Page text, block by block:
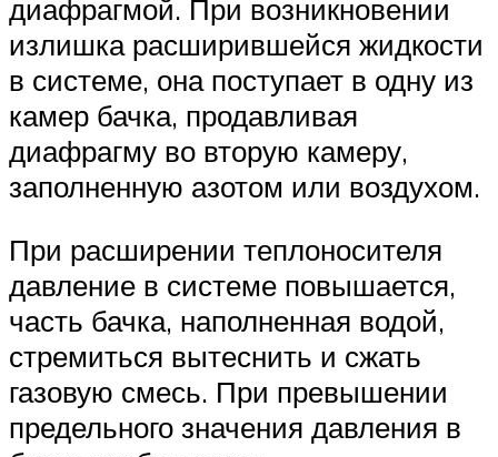
диафрагмой. При возникновении
излишка расширившейся жидкости
в системе, она поступает в одну из
камер бачка, продавливая
диафрагму во вторую камеру,
заполненную азотом или воздухом.
При расширении теплоносителя
давление в системе повышается,
часть бачка, наполненная водой,
стремиться вытеснить и сжать
газовую смесь. При превышении
предельного значения давления в